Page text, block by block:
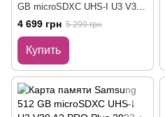
GB microSDXC UHS-I U3 V30
A2 PRO Plus + Reader (MB-
MD256SB)
4 699 грн 5 299 грн
Купить